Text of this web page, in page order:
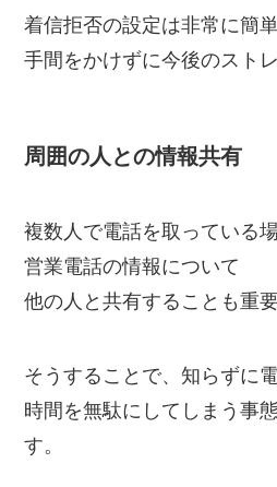
着信拒否の設定は非常に簡
手間をかけずに今後のスト
周囲の人との情報共有
複数人で電話を取っている場
営業電話の情報について
他の人と共有することも重要
そうすることで、知らずに
時間を無駄にしてしまう事
す。